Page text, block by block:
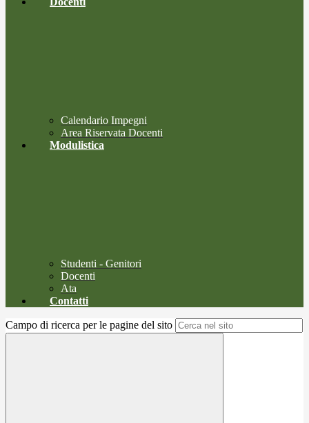
Calendario Impegni
Area Riservata Docenti
Modulistica
Studenti - Genitori
Docenti
Ata
Contatti
Campo di ricerca per le pagine del sito